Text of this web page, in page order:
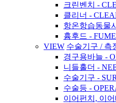
크린벤치 -
클리너 -
항온항습동물
흄후드 -
VIEW 수술기구 / 측
경구용바늘 -
니들홀더 -
수술기구 -
수술등 -
이어펀치, 이